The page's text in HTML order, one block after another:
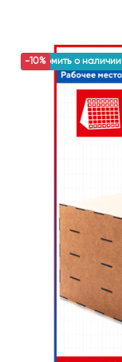
уведомить о наличии
-10%